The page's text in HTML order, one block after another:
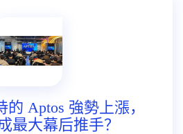
Aptos 強勢上漲，
最大幕后推手？